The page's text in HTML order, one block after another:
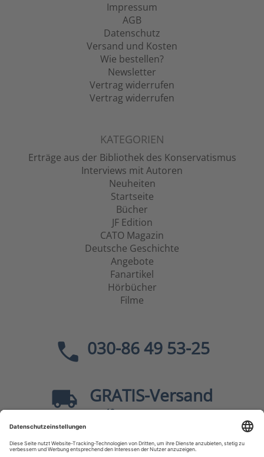
Impressum
AGB
Datenschutz
Versand und Kosten
Wie bestellen?
Newsletter
Vertrag widerrufen
Vertrag widerrufen
KATEGORIEN
Erträge aus der Bibliothek des Konservatismus
Interviews mit Autoren
Neuheiten
Startseite
Bücher
JF Edition
CATO Magazin
Deutsche Geschichte
Angebote
Fanartikel
Hörbücher
Filme
030-86 49 53-25
GRATIS-Versand
40
Sicher dank SSL